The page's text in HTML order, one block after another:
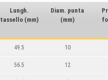
Lungh.
tassello (mm)
Diam. punta
(mm)
49.5 10
56.5 12